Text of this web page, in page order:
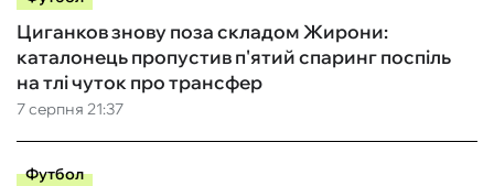
7 серпня 21:37
Циганков знову поза складом Жирони:
каталонець пропустив п'ятий спаринг поспіль
на тлі чуток про трансфер
Футбол